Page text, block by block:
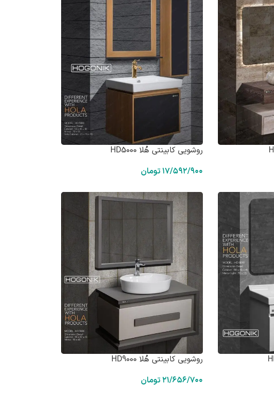
روشویی کابینتی هُلا HD5000
۱۷/۵۹۲/۹۰۰تومان
روشویی کابینتی هُلا HD9000
۲۱/۶۵۶/۷۰۰تومان